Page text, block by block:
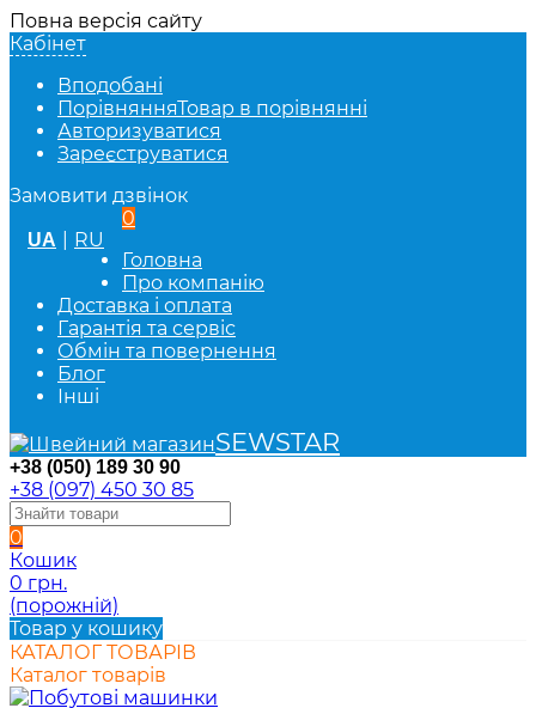
Повна версія сайту
Кабінет
Вподобані
ПорівнянняТовар в порівнянні
Авторизуватися
Зареєструватися
Замовити дзвінок
UA RU
0
Головна
Про компанію
Доставка і оплата
Гарантія та сервіс
Обмін та повернення
Блог
Інші
SEWSTAR
+38 (050) 189 30 90
+38 (097) 450 30 85
0
Кошик
0 грн.
(порожній)
Товар у кошику
КАТАЛОГ ТОВАРІВ
Каталог товарів